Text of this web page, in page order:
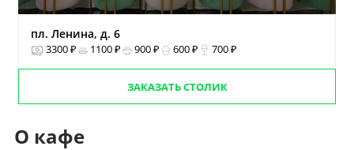
пл. Ленина, д. 6
3300 ₽ 1100 ₽ 900 ₽ 600 ₽ 700 ₽
ЗАКАЗАТЬ СТОЛИК
О кафе